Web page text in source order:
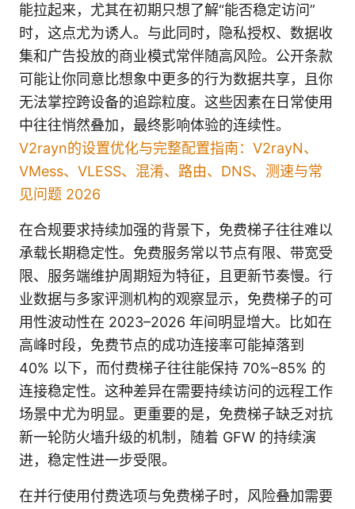
能拉起来，尤其在初期只想了解“能否稳定访问”
时，这点尤为诱人。与此同时，隐私授权、数据收
集和广告投放的商业模式常伴随高风险。公开条款
可能让你同意比想象中更多的行为数据共享，且你
无法掌控跨设备的追踪粒度。这些因素在日常使用
中往往悄然叠加，最终影响体验的连续性。
V2rayn的设置优化与完整配置指南：V2rayN、
VMess、VLESS、混淆、路由、DNS、测速与常
见问题 2026
在合规要求持续加强的背景下，免费梯子往往难以
承载长期稳定性。免费服务常以节点有限、带宽受
限、服务端维护周期短为特征，且更新节奏慢。行
业数据与多家评测机构的观察显示，免费梯子的可
用性波动性在 2023–2026 年间明显增大。比如在
高峰时段，免费节点的成功连接率可能掉落到
40% 以下，而付费梯子往往能保持 70%–85% 的
连接稳定性。这种差异在需要持续访问的远程工作
场景中尤为明显。更重要的是，免费梯子缺乏对抗
新一轮防火墙升级的机制，随着 GFW 的持续演
进，稳定性进一步受限。
在并行使用付费选项与免费梯子时，风险叠加需要